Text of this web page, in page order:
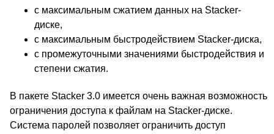
с максимальным сжатием данных на Stacker-
диске,
с максимальным быстродействием Stacker-диска,
с промежуточными значениями быстродействия и
степени сжатия.
В пакете Stacker 3.0 имеется очень важная возможность
ограничения доступа к файлам на Stacker-диске.
Система паролей позволяет ограничить доступ